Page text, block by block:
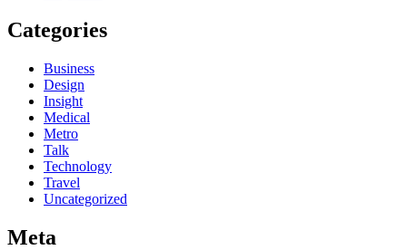
Categories
Business
Design
Insight
Medical
Metro
Talk
Technology
Travel
Uncategorized
Meta